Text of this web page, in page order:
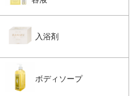
入浴剤
ボディソープ